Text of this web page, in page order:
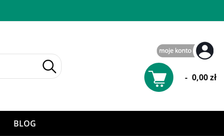
- 0,00 zł
BLOG